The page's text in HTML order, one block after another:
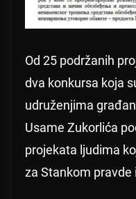
Od 25 podržanih
dva konkursa koja
udruženjima
Usame Zukorlića
projekata ljudima
za Stankom pravde